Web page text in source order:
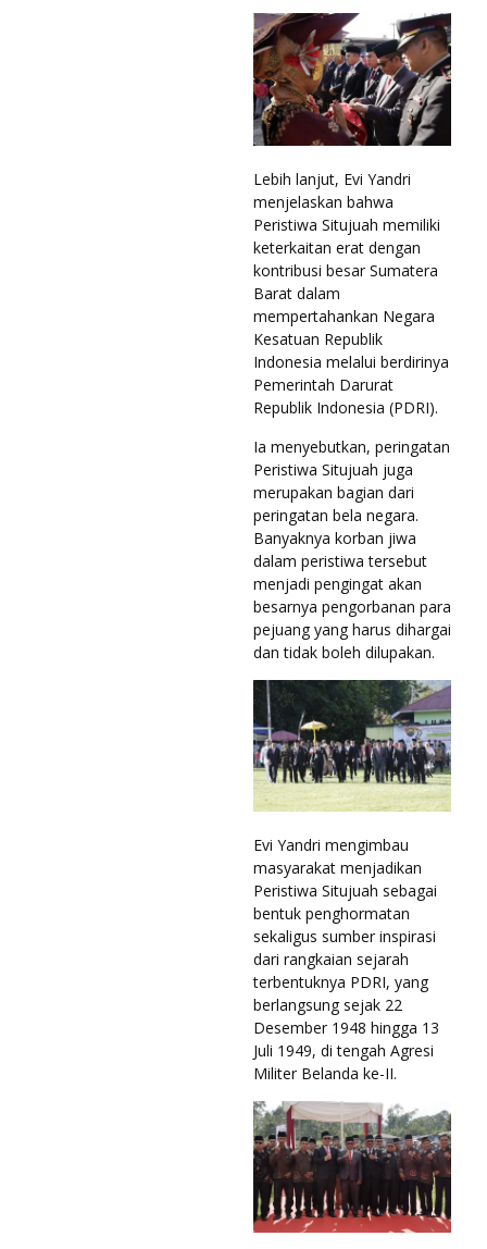
Lebih lanjut, Evi Yandri
menjelaskan bahwa
Peristiwa Situjuah memiliki
keterkaitan erat dengan
kontribusi besar Sumatera
Barat dalam
mempertahankan Negara
Kesatuan Republik
Indonesia melalui berdirinya
Pemerintah Darurat
Republik Indonesia (PDRI).
Ia menyebutkan, peringatan
Peristiwa Situjuah juga
merupakan bagian dari
peringatan bela negara.
Banyaknya korban jiwa
dalam peristiwa tersebut
menjadi pengingat akan
besarnya pengorbanan para
pejuang yang harus dihargai
dan tidak boleh dilupakan.
Evi Yandri mengimbau
masyarakat menjadikan
Peristiwa Situjuah sebagai
bentuk penghormatan
sekaligus sumber inspirasi
dari rangkaian sejarah
terbentuknya PDRI, yang
berlangsung sejak 22
Desember 1948 hingga 13
Juli 1949, di tengah Agresi
Militer Belanda ke-II.